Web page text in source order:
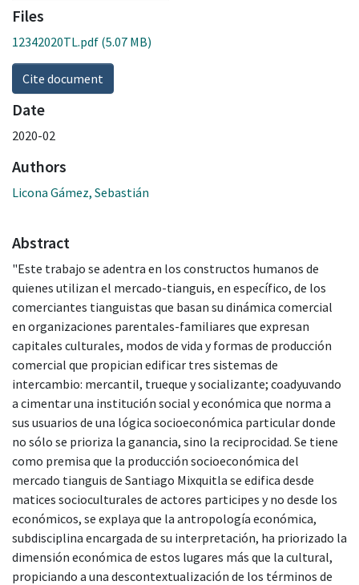
Files
12342020TL.pdf (5.07 MB)
Cite document
Date
2020-02
Authors
Licona Gámez, Sebastián
Abstract
"Este trabajo se adentra en los constructos humanos de
quienes utilizan el mercado-tianguis, en específico, de los
comerciantes tianguistas que basan su dinámica comercial
en organizaciones parentales-familiares que expresan
capitales culturales, modos de vida y formas de producción
comercial que propician edificar tres sistemas de
intercambio: mercantil, trueque y socializante; coadyuvando
a cimentar una institución social y económica que norma a
sus usuarios de una lógica socioeconómica particular donde
no sólo se prioriza la ganancia, sino la reciprocidad. Se tiene
como premisa que la producción socioeconómica del
mercado tianguis de Santiago Mixquitla se edifica desde
matices socioculturales de actores participes y no desde los
económicos, se explaya que la antropología económica,
subdisciplina encargada de su interpretación, ha priorizado la
dimensión económica de estos lugares más que la cultural,
propiciando a una descontextualización de los términos de